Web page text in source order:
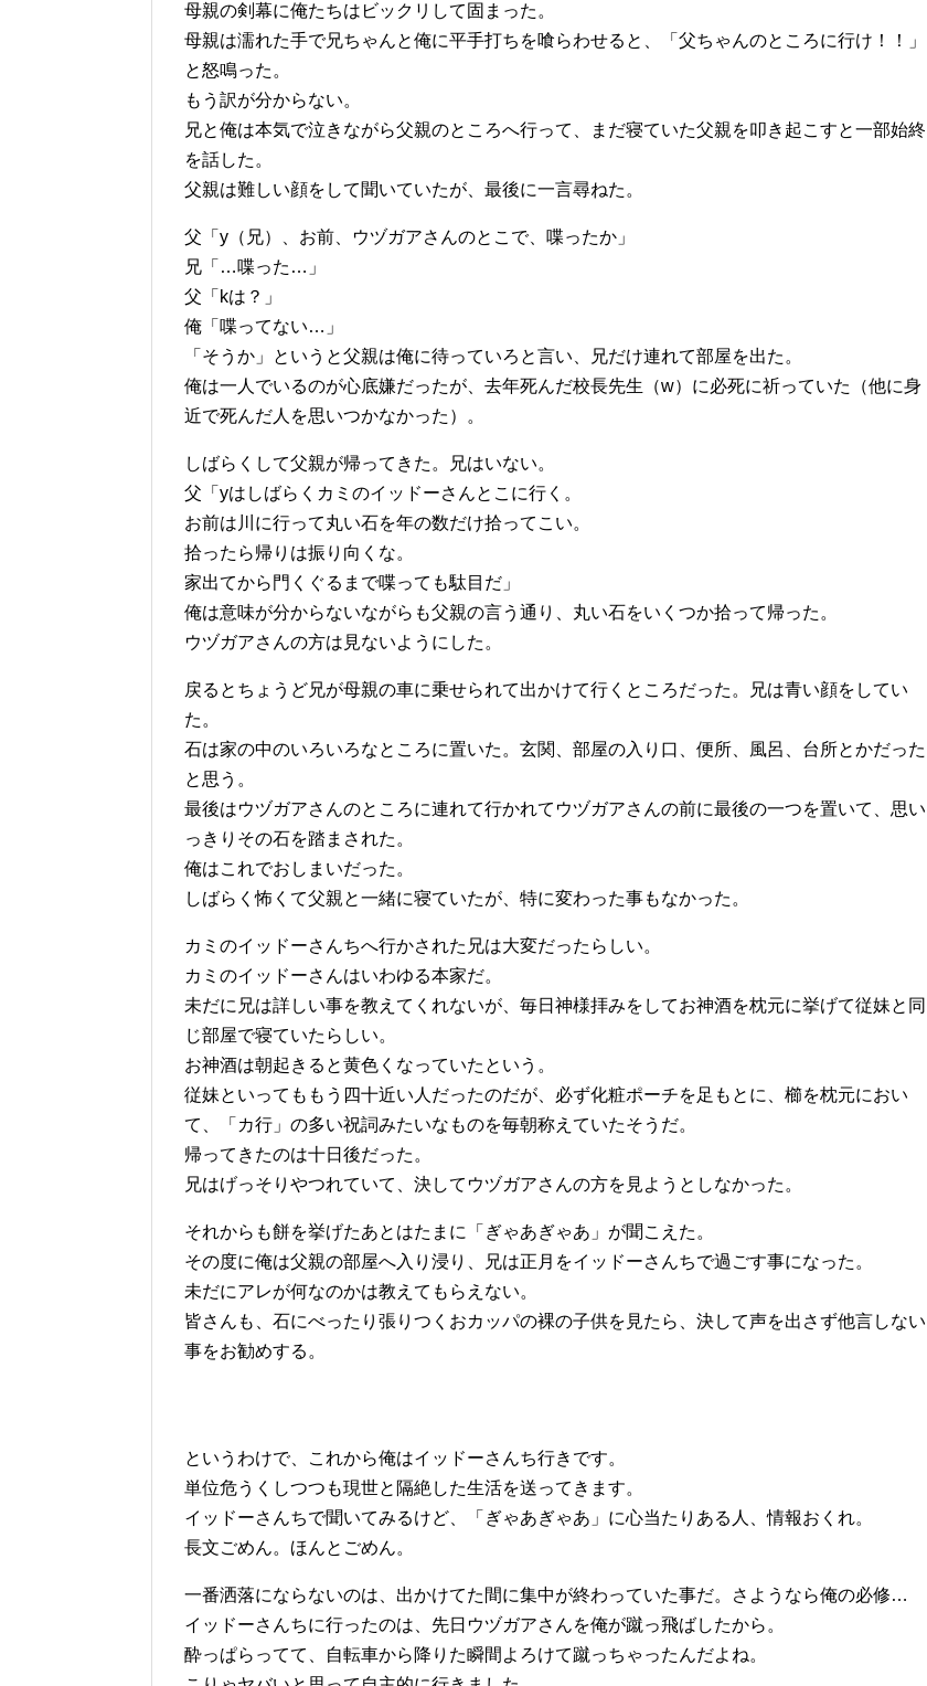
母親の剣幕に俺たちはビックリして固まった。
母親は濡れた手で兄ちゃんと俺に平手打ちを喰らわせると、「父ちゃんのところに行け！！」
と怒鳴った。
もう訳が分からない。
兄と俺は本気で泣きながら父親のところへ行って、まだ寝ていた父親を叩き起こすと一部始終
を話した。
父親は難しい顔をして聞いていたが、最後に一言尋ねた。
父「y（兄）、お前、ウヅガアさんのとこで、喋ったか」
兄「…喋った…」
父「kは？」
俺「喋ってない…」
「そうか」というと父親は俺に待っていろと言い、兄だけ連れて部屋を出た。
俺は一人でいるのが心底嫌だったが、去年死んだ校長先生（w）に必死に祈っていた（他に身
近で死んだ人を思いつかなかった）。
しばらくして父親が帰ってきた。兄はいない。
父「yはしばらくカミのイッドーさんとこに行く。
お前は川に行って丸い石を年の数だけ拾ってこい。
拾ったら帰りは振り向くな。
家出てから門くぐるまで喋っても駄目だ」
俺は意味が分からないながらも父親の言う通り、丸い石をいくつか拾って帰った。
ウヅガアさんの方は見ないようにした。
戻るとちょうど兄が母親の車に乗せられて出かけて行くところだった。兄は青い顔をしてい
た。
石は家の中のいろいろなところに置いた。玄関、部屋の入り口、便所、風呂、台所とかだった
と思う。
最後はウヅガアさんのところに連れて行かれてウヅガアさんの前に最後の一つを置いて、思い
っきりその石を踏まされた。
俺はこれでおしまいだった。
しばらく怖くて父親と一緒に寝ていたが、特に変わった事もなかった。
カミのイッドーさんちへ行かされた兄は大変だったらしい。
カミのイッドーさんはいわゆる本家だ。
未だに兄は詳しい事を教えてくれないが、毎日神様拝みをしてお神酒を枕元に挙げて従妹と同
じ部屋で寝ていたらしい。
お神酒は朝起きると黄色くなっていたという。
従妹といってももう四十近い人だったのだが、必ず化粧ポーチを足もとに、櫛を枕元におい
て、「カ行」の多い祝詞みたいなものを毎朝称えていたそうだ。
帰ってきたのは十日後だった。
兄はげっそりやつれていて、決してウヅガアさんの方を見ようとしなかった。
それからも餅を挙げたあとはたまに「ぎゃあぎゃあ」が聞こえた。
その度に俺は父親の部屋へ入り浸り、兄は正月をイッドーさんちで過ごす事になった。
未だにアレが何なのかは教えてもらえない。
皆さんも、石にべったり張りつくおカッパの裸の子供を見たら、決して声を出さず他言しない
事をお勧めする。
というわけで、これから俺はイッドーさんち行きです。
単位危うくしつつも現世と隔絶した生活を送ってきます。
イッドーさんちで聞いてみるけど、「ぎゃあぎゃあ」に心当たりある人、情報おくれ。
長文ごめん。ほんとごめん。
一番洒落にならないのは、出かけてた間に集中が終わっていた事だ。さようなら俺の必修…
イッドーさんちに行ったのは、先日ウヅガアさんを俺が蹴っ飛ばしたから。
酔っぱらってて、自転車から降りた瞬間よろけて蹴っちゃったんだよね。